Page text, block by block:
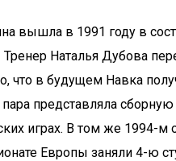
вышла в 1991 году в
Наталья Дубова
что в будущем Навка
представляла
играх. В том же 1994-м
Европы заняли 4-ю